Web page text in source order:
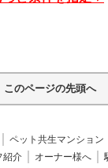
このページの先頭へ
ペット共生マンション
紹介 オーナー様へ